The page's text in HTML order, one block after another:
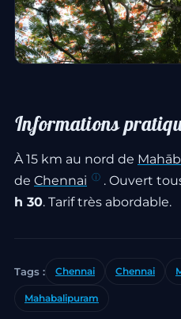
Informations
À 15 km au nord de
de Chennai . Ouvert
h 30. Tarif très abordable.
Tags : Chennai Chennai
Mahabalipuram